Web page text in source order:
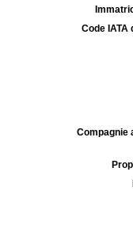
Code IATA
Compagnie